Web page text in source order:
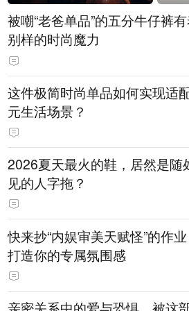
被嘲“老爸单品”的五分牛仔裤
别样的时尚魔力
这件极简时尚单品如何实现适
元生活场景？
2026夏天最火的鞋，居然是随
见的人字拖？
快来抄“内娱审美天赋怪”的作业
打造你的专属氛围感